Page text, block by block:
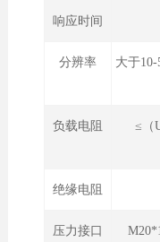
响应时间
分辨率
大于
负载电阻
≤（
绝缘电阻
压力接口